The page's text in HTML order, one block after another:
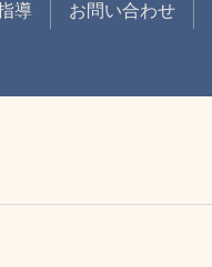
導 お問い合わせ